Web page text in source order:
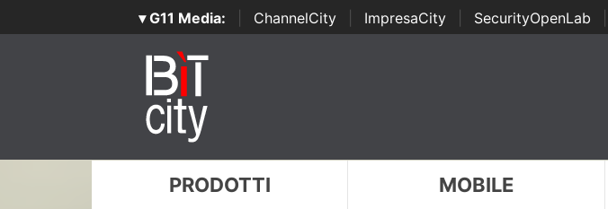
▾ G11 Media: ChannelCity ImpresaCity SecurityOpenLab
Awards
PRODOTTI MOBILE